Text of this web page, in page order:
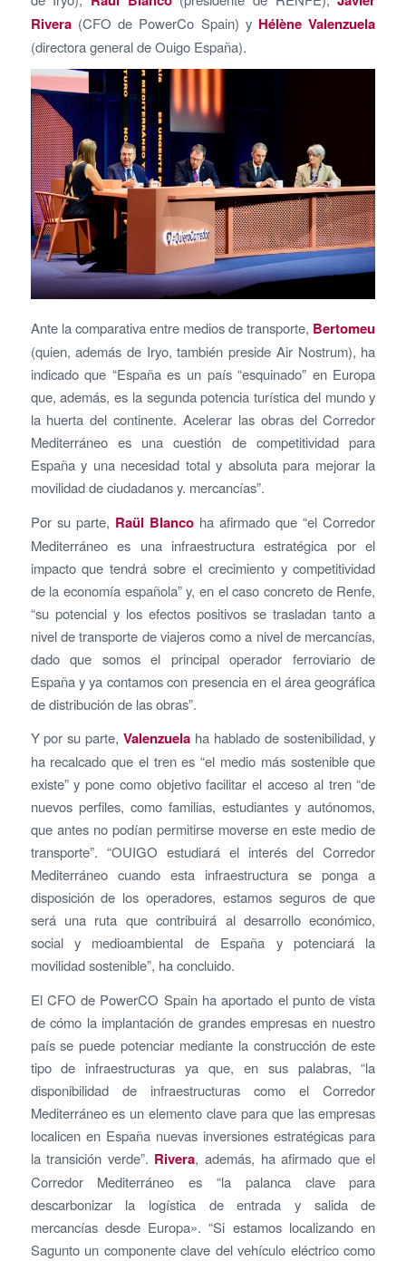
Rivera(CFO de PowerCo Spain) y Hélène Valenzuela
(directora general de Ouigo España).
Ante la comparativa entre medios de transporte, Bertomeu
(quien, además de Iryo, también preside Air Nostrum), ha
indicado que “España es un país “esquinado” en Europa
que, además, es la segunda potencia turística del mundo y
la huerta del continente. Acelerar las obras del Corredor
Mediterráneo es una cuestión de competitividad para
España y una necesidad total y absoluta para mejorar la
movilidad de ciudadanos y. mercancías”.
Por su parte, Raül Blancoha afirmado que “el Corredor
Mediterráneo es una infraestructura estratégica por el
impacto que tendrá sobre el crecimiento y competitividad
de la economía española” y, en el caso concreto de Renfe,
“su potencial y los efectos positivos se trasladan tanto a
nivel de transporte de viajeros como a nivel de mercancías,
dado que somos el principal operador ferroviario de
España y ya contamos con presencia en el área geográfica
de distribución de las obras”.
Y por su parte,Valenzuela ha hablado de sostenibilidad, y
ha recalcado que el tren es “el medio más sostenible que
existe” y pone como objetivo facilitar el acceso al tren “de
nuevos perfiles, como familias, estudiantes y autónomos,
que antes no podían permitirse moverse en este medio de
transporte”. “OUIGO estudiará el interés del Corredor
Mediterráneo cuando esta infraestructura se ponga a
disposición de los operadores, estamos seguros de que
será una ruta que contribuirá al desarrollo económico,
social y medioambiental de España y potenciará la
movilidad sostenible”, ha concluido.
El CFO de PowerCO Spain ha aportado el punto de vista
de cómo la implantación de grandes empresas en nuestro
país se puede potenciar mediante la construcción de este
tipo de infraestructuras ya que, en sus palabras, “la
disponibilidad de infraestructuras como el Corredor
Mediterráneo es un elemento clave para que las empresas
localicen en España nuevas inversiones estratégicas para
la transición verde”. Rivera, además, ha afirmado que el
Corredor Mediterráneo es “la palanca clave para
descarbonizar la logística de entrada y salida de
mercancías desde Europa». “Si estamos localizando en
Sagunto un componente clave del vehículo eléctrico como